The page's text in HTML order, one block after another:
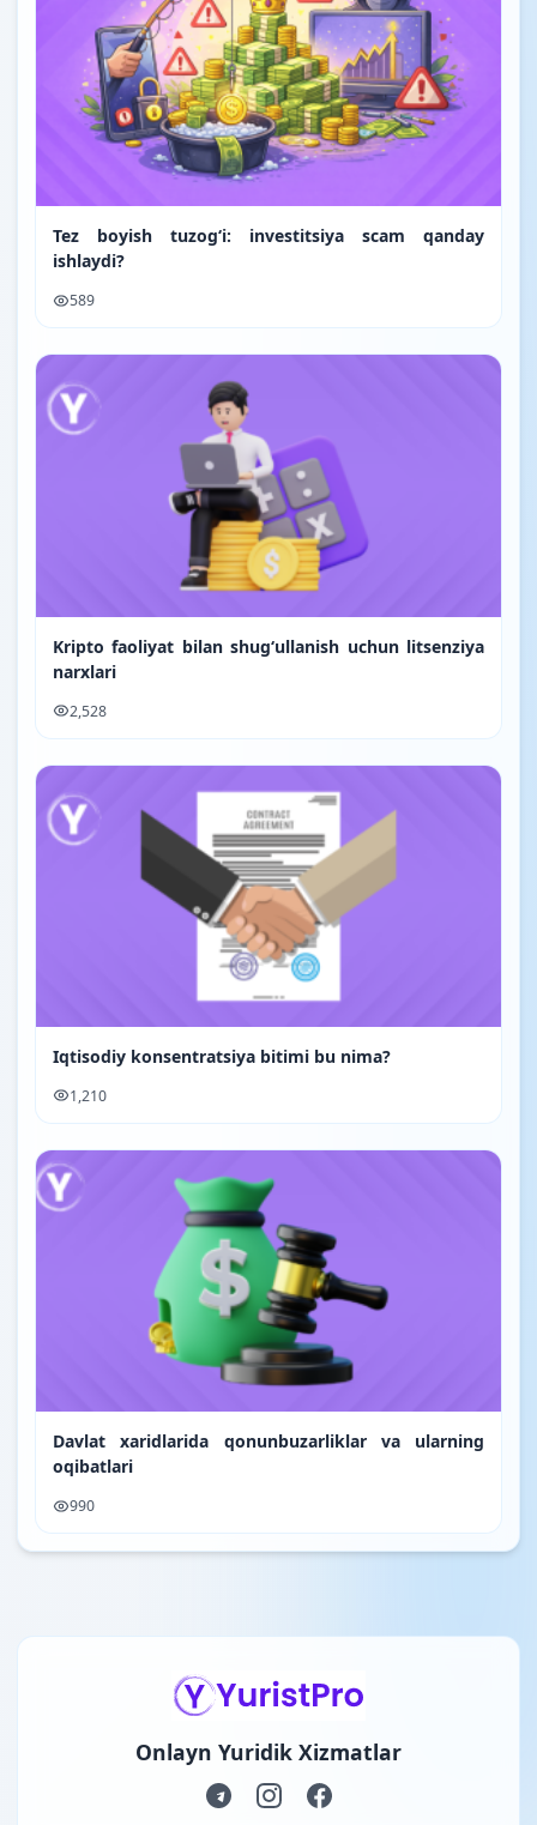
Tez boyish tuzog‘i: investitsiya scam qanday
ishlaydi?
589
Kripto faoliyat bilan shugʻullanish uchun litsenziya
narxlari
2,528
Iqtisodiy konsentratsiya bitimi bu nima?
1,210
Davlat xaridlarida qonunbuzarliklar va ularning
oqibatlari
990
Onlayn Yuridik Xizmatlar